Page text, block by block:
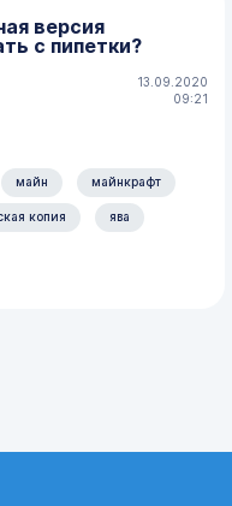
версия
с пипетки?
13.09.2020
09:21
майн майнкрафт
копия ява